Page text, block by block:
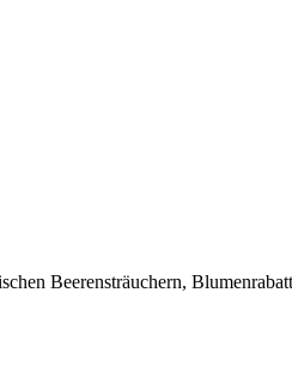
Beerensträuchern,